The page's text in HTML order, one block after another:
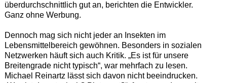
überdurchschnittlich gut an, berichten die Entwickler.
Ganz ohne Werbung.
Dennoch mag sich nicht jeder an Insekten im
Lebensmittelbereich gewöhnen. Besonders in sozialen
Netzwerken häuft sich auch Kritik. „Es ist für unsere
Breitengrade nicht typisch“, war mehrfach zu lesen.
Michael Reinartz lässt sich davon nicht beeindrucken.